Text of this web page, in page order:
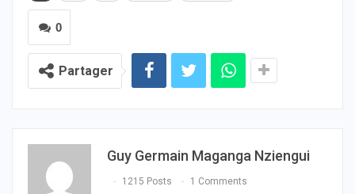
0
Partager
Guy Germain Maganga Nziengui
1215 Posts 1 Comments